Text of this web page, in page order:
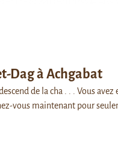
Dag à Achgabat
de la cha . . . Vous avez
vous maintenant pour